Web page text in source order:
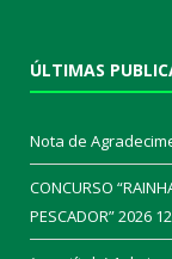
ÚLTIMAS
Nota de
CONCURSO
PESCADOR” 2026